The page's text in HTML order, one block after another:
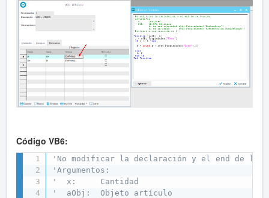
Código VB6:
'No modificar la declaración y el end de la
'Argumentos:
'  x:     Cantidad
'  aObj:  Objeto artículo